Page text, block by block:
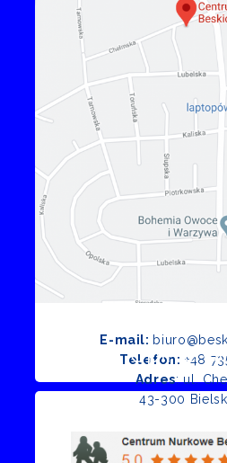
E-mail:
Telefon: +48
Adres: ul.
43-300
Opinie